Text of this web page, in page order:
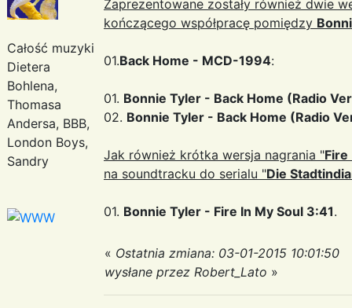
Całość muzyki
Dietera
Bohlena,
Thomasa
Andersa, BBB,
London Boys,
Sandry
Zaprezentowane zostały również dwie
kończącego współpracę pomiędzy
01.Back Home - MCD-1994:
01. Bonnie Tyler - Back Home (Radio
02. Bonnie Tyler - Back Home (Radio
Jak również krótka wersja nagrania "Fire
na soundtracku do serialu "Die
01. Bonnie Tyler - Fire In My Soul 3:41.
« Ostatnia zmiana: 03-01-2015 10:01:50
wysłane przez Robert_Lato »